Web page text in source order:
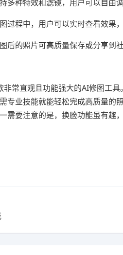
种特效和滤镜，用户可以自由调
程中，用户可以实时查看效果，
的照片可高质量保存或分享到社
常直观且功能强大的AI修图工
专业技能就能轻松完成高质量的
需要注意的是，换脸功能虽有